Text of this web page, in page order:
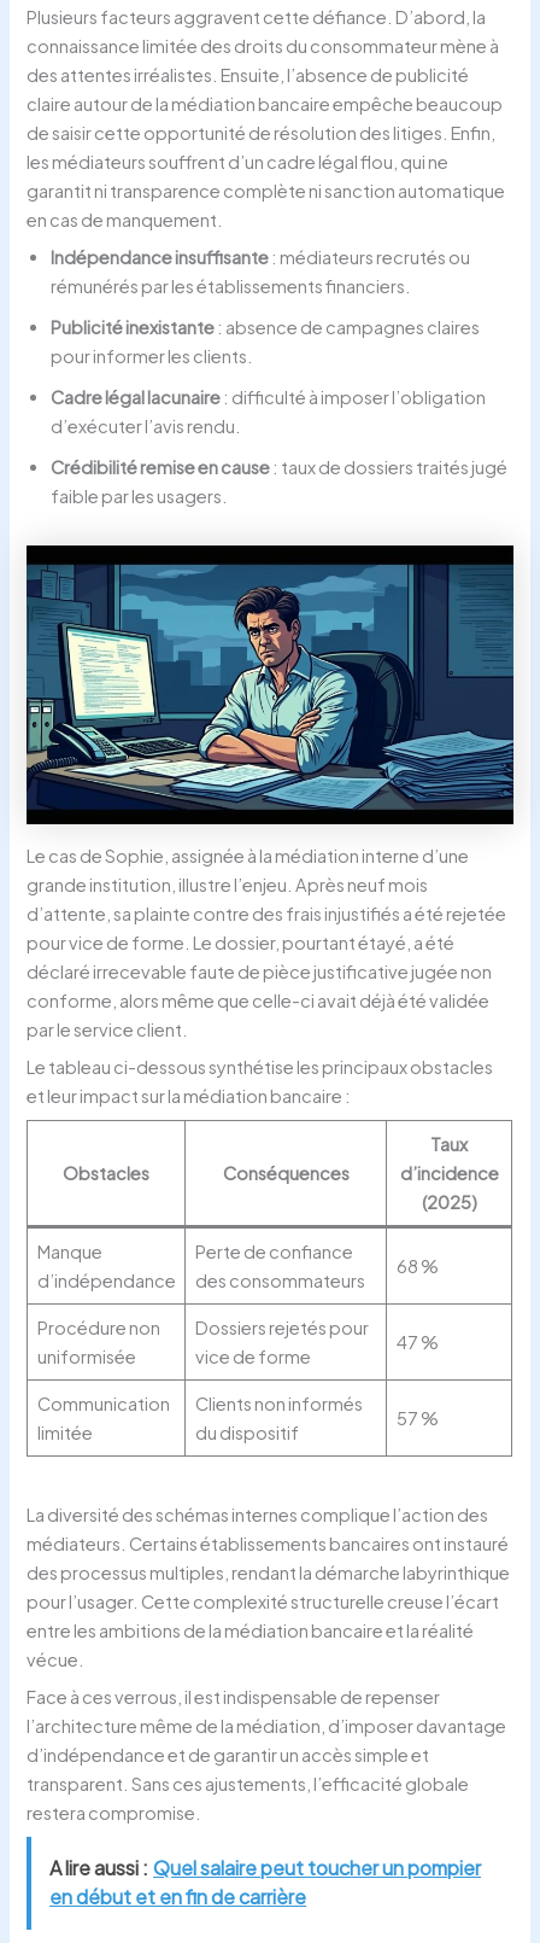
Plusieurs facteurs aggravent cette défiance. D’abord, la
connaissance limitée des droits du consommateur mène à
des attentes irréalistes. Ensuite, l’absence de publicité
claire autour de la médiation bancaire empêche beaucoup
de saisir cette opportunité de résolution des litiges. Enfin,
les médiateurs souffrent d’un cadre légal flou, qui ne
garantit ni transparence complète ni sanction automatique
en cas de manquement.
Indépendance insuffisante : médiateurs recrutés ou
rémunérés par les établissements financiers.
Publicité inexistante : absence de campagnes claires
pour informer les clients.
Cadre légal lacunaire : difficulté à imposer l’obligation
d’exécuter l’avis rendu.
Crédibilité remise en cause : taux de dossiers traités jugé
faible par les usagers.
Le cas de Sophie, assignée à la médiation interne d’une
grande institution, illustre l’enjeu. Après neuf mois
d’attente, sa plainte contre des frais injustifiés a été rejetée
pour vice de forme. Le dossier, pourtant étayé, a été
déclaré irrecevable faute de pièce justificative jugée non
conforme, alors même que celle-ci avait déjà été validée
par le service client.
Le tableau ci-dessous synthétise les principaux obstacles
et leur impact sur la médiation bancaire :
Obstacles Conséquences
Taux
d’incidence
(2025)
Manque
d’indépendance
Perte de confiance
des consommateurs
68 %
Procédure non
uniformisée
Dossiers rejetés pour
vice de forme
47 %
Communication
limitée
Clients non informés
du dispositif
57 %
La diversité des schémas internes complique l’action des
médiateurs. Certains établissements bancaires ont instauré
des processus multiples, rendant la démarche labyrinthique
pour l’usager. Cette complexité structurelle creuse l’écart
entre les ambitions de la médiation bancaire et la réalité
vécue.
Face à ces verrous, il est indispensable de repenser
l’architecture même de la médiation, d’imposer davantage
d’indépendance et de garantir un accès simple et
transparent. Sans ces ajustements, l’efficacité globale
restera compromise.
A lire aussi : Quel salaire peut toucher un pompier
en début et en fin de carrière